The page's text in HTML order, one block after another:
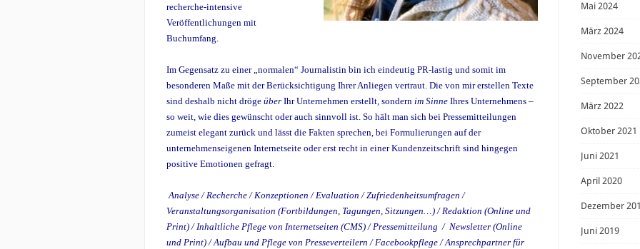
recherche-intensive
Veröffentlichungen mit
Buchumfang.
Im Gegensatz zu einer „normalen“ Journalistin bin ich eindeutig PR-lastig und somit im
besonderen Maße mit der Berücksichtigung Ihrer Anliegen vertraut. Die von mir erstellen Texte
sind deshalb nicht dröge über Ihr Unternehmen erstellt, sondern im Sinne Ihres Unternehmens –
so weit, wie dies gewünscht oder auch sinnvoll ist. So hält man sich bei Pressemitteilungen
zumeist elegant zurück und lässt die Fakten sprechen, bei Formulierungen auf der
unternehmenseigenen Internetseite oder erst recht in einer Kundenzeitschrift sind hingegen
positive Emotionen gefragt.
Analyse / Recherche / Konzeptionen / Evaluation / Zufriedenheitsumfragen /
Veranstaltungsorganisation (Fortbildungen, Tagungen, Sitzungen…) / Redaktion (Online und
Print) / Inhaltliche Pflege von Internetseiten (CMS) / Pressemitteilung / Newsletter (Online
und Print) / Aufbau und Pflege von Presseverteilern / Facebookpflege / Ansprechpartner für
Mai 2024
März 2024
November
September
März 2022
Oktober 2021
Juni 2021
April 2020
Dezember
Juni 2019